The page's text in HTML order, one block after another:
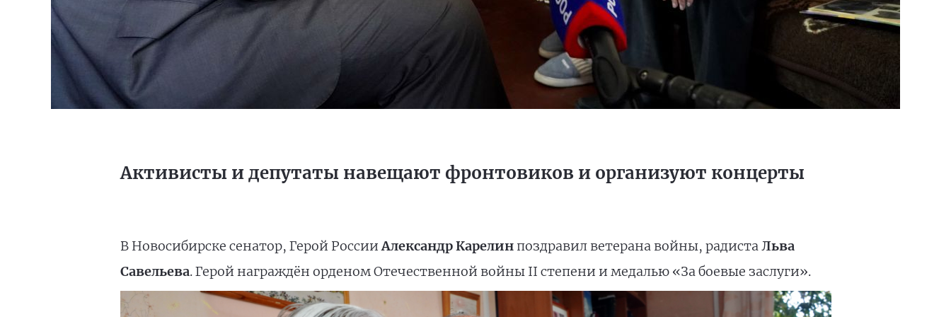
Активисты и депутаты навещают фронтовиков и организуют концерты
В Новосибирске сенатор, Герой РоссииАлександр Карелинпоздравил ветерана войны, радистаЛьва
Савельева. Герой награждён орденом Отечественной войны II степени и медалью «За боевые заслуги».